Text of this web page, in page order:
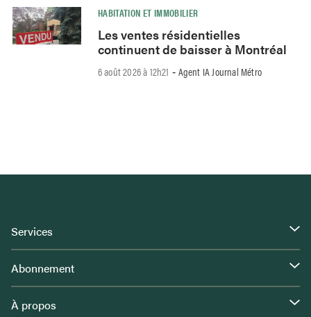
HABITATION ET IMMOBILIER
Les ventes résidentielles
continuent de baisser à Montréal
6 août 2026 à 12h21 - Agent IA Journal Métro
Services
Abonnement
À propos